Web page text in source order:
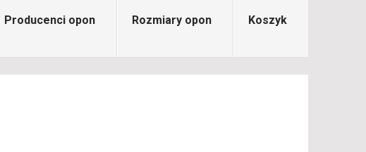
Producenci opon Rozmiary opon Koszyk